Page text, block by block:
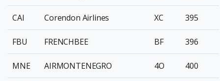
CAI Corendon Airlines XC 395
FBU FRENCHBEE BF 396
MNE AIRMONTENEGRO 4O 400